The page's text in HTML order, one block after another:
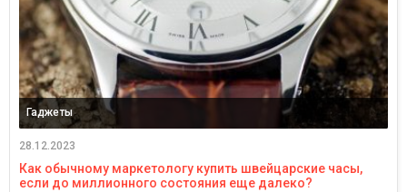
Гаджеты
28.12.2023
Как обычному маркетологу купить швейцарские часы,
если до миллионного состояния еще далеко?